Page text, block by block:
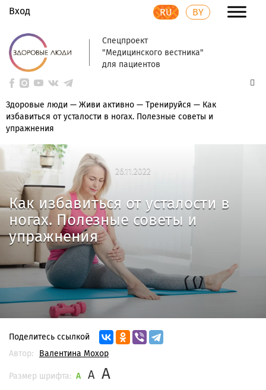
Вход RU BY
Спецпроект
"Медицинского вестника"
для пациентов
Здоровые люди — Живи активно — Тренируйся — Как
избавиться от усталости в ногах. Полезные советы и
упражнения
26.11.2022
Как избавиться от усталости в
ногах. Полезные советы и
упражнения
Поделитесь ссылкой
Автор:
Валентина Мохор
Размер шрифта: A A A